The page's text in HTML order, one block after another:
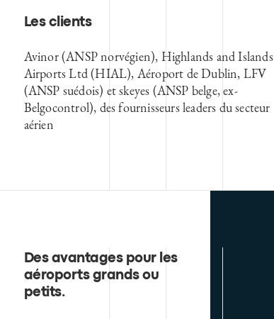
Les clients
Avinor (ANSP norvégien), Highlands and Islands
Airports Ltd (HIAL), Aéroport de Dublin, LFV
(ANSP suédois) et skeyes (ANSP belge, ex-
Belgocontrol), des fournisseurs leaders du secteur
aérien
Des avantages pour les
aéroports grands ou
petits.